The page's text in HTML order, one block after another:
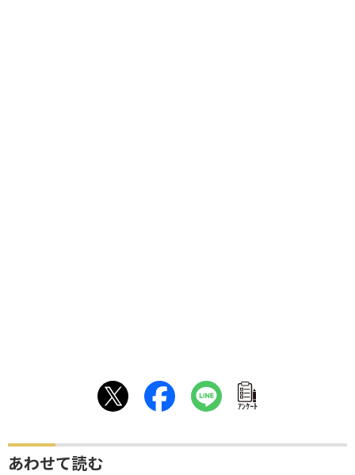
ｱﾝｹｰﾄ
あわせて読む